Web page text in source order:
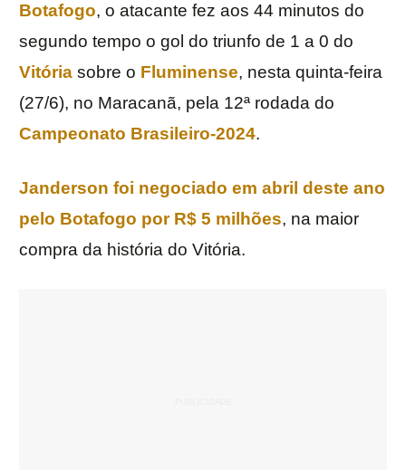
Botafogo, o atacante fez aos 44 minutos do
segundo tempo o gol do triunfo de 1 a 0 do
Vitória sobre o Fluminense, nesta quinta-feira
(27/6), no Maracanã, pela 12ª rodada do
Campeonato Brasileiro-2024.
Janderson foi negociado em abril deste ano
pelo Botafogo por R$ 5 milhões, na maior
compra da história do Vitória.